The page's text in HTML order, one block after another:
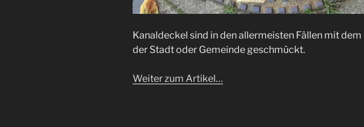
Kanaldeckel sind in den allermeisten Fällen mit
der Stadt oder Gemeinde geschmückt.
Weiter zum Artikel…